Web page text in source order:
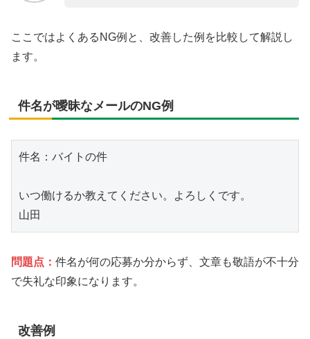
ここではよくあるNG例と、改善した例を比較して解説し
ます。
件名が曖昧なメールのNG例
件名：バイトの件
いつ働けるか教えてください。よろしくです。
問題点： 件名が何の応募か分からず、文章も敬語が不十分
で失礼な印象になります。
改善例